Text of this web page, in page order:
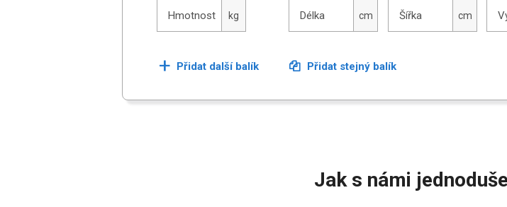
Hmotnost kg Délka cm Šířka cm
+ Přidat další balík Přidat stejný balík
Jak s námi